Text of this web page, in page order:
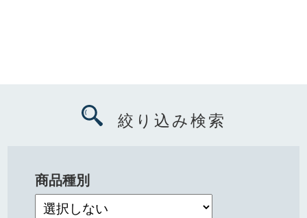
絞り込み検索
商品種別